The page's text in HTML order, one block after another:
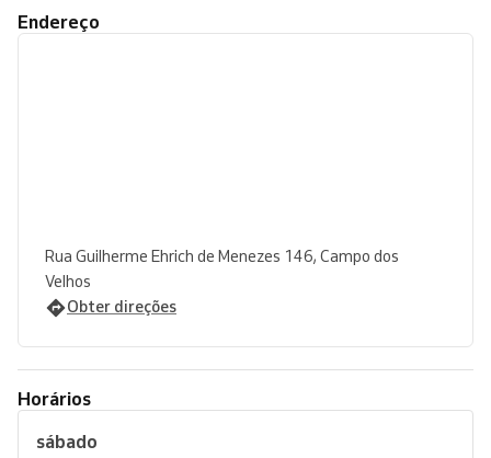
Endereço
Rua Guilherme Ehrich de Menezes 146, Campo dos
Velhos
Obter direções
Horários
sábado